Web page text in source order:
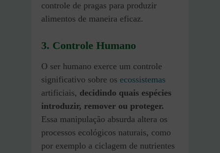
controle de pragas para produzir
alimentos de maneira eficaz.
3. Controle Humano
O ser humano exerce um controle
significativo sobre os ecossistemas
artificiais, decidindo quais espécies
introduzir, remover ou proteger.
Essa manipulação absurda altera os
processos ecológicos naturais, como
por exemplo a ciclagem de nutrientes